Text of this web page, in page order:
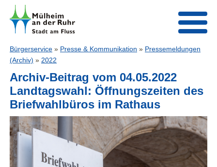
Bürgerservice » Presse & Kommunikation » Pressemeldungen
(Archiv) » 2022
Archiv-Beitrag vom 04.05.2022
Landtagswahl: Öffnungszeiten des
Briefwahlbüros im Rathaus